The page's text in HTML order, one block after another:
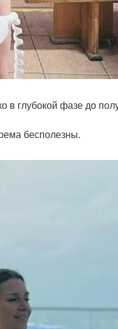
в глубокой фазе до
бесполезны.